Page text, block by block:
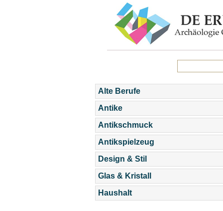
Alte Berufe
Antike
Antikschmuck
Antikspielzeug
Design & Stil
Glas & Kristall
Haushalt